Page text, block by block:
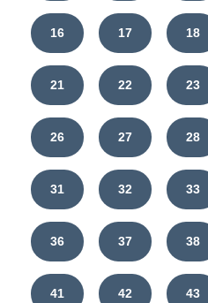
16 17 18
21 22 23
26 27 28
31 32 33
36 37 38
41 42 43